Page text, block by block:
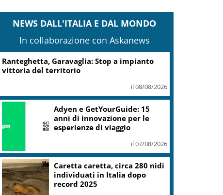
NEWS DALL'ITALIA E DAL MONDO
In collaborazione con Askanews
Ranteghetta, Garavaglia: Stop a impianto
vittoria del territorio
il 08/08/2026
Adyen e GetYourGuide: 15
anni di innovazione per le
esperienze di viaggio
il 07/08/2026
Caretta caretta, circa 280 nidi
individuati in Italia dopo
record 2025